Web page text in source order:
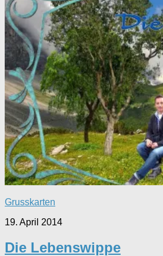
Grusskarten
19. April 2014
Die Lebenswippe